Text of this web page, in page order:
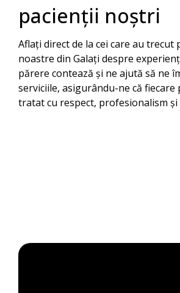
pacienții noștri
Aflați direct de la cei care au trecut
noastre din Galați despre
părere contează și ne ajută să ne
serviciile, asigurându-ne că fiecare
tratat cu respect, profesionalism și